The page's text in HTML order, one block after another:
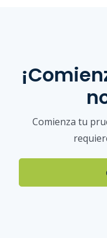
Comienza tu